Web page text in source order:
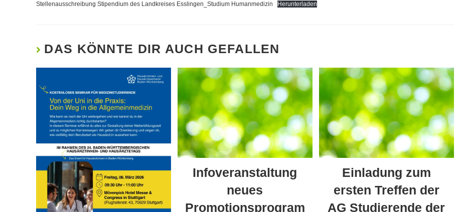
Stellenausschreibung Stipendium des Landkreises Esslingen_Studium Humanmedizin Herunterladen
DAS KÖNNTE DIR AUCH GEFALLEN
Infoveranstaltung
neues
Promotionsprogram
Einladung zum
ersten Treffen der
AG Studierende der